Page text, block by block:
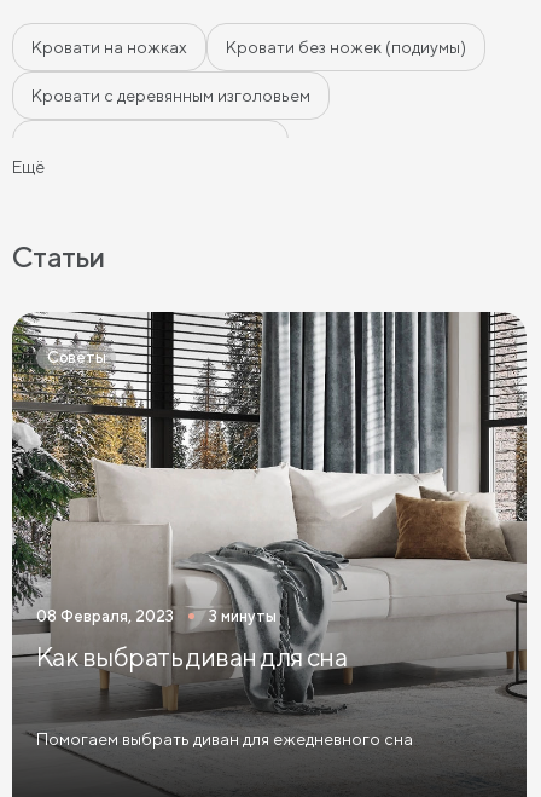
Кровати на ножках Кровати без ножек (подиумы)
Кровати с деревянным изголовьем
Кровати 120 х 200 с ящиками
Кровати 140 х 200 с ящиками
Кровати 160 х 200 с ящиками
Кровати 180 х 200 с ящиками
Кровати 200 х 200 с ящиками Кровати мятного цвета
Кровати тёмного цвета Кровати горчичного цвета
Кровати бирюзового цвета
Кровати в современном стиле Кровати в стиле лофт
Кровати в скандинавском стиле
Кровати в классическом стиле Кровати без изголовья
Ещё
Статьи
Советы
08 Февраля, 2023 3 минуты
Как выбрать диван для сна
Помогаем выбрать диван для ежедневного сна